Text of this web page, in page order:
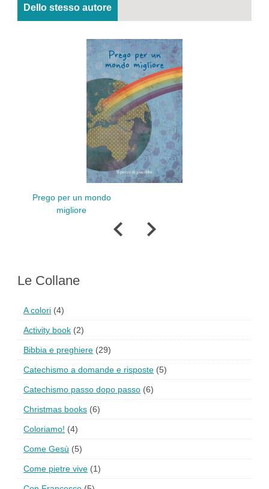
Dello stesso autore
Prego per un mondo
migliore
Le Collane
A colori (4)
Activity book (2)
Bibbia e preghiere (29)
Catechismo a domande e risposte (5)
Catechismo passo dopo passo (6)
Christmas books (6)
Coloriamo! (4)
Come Gesù (5)
Come pietre vive (1)